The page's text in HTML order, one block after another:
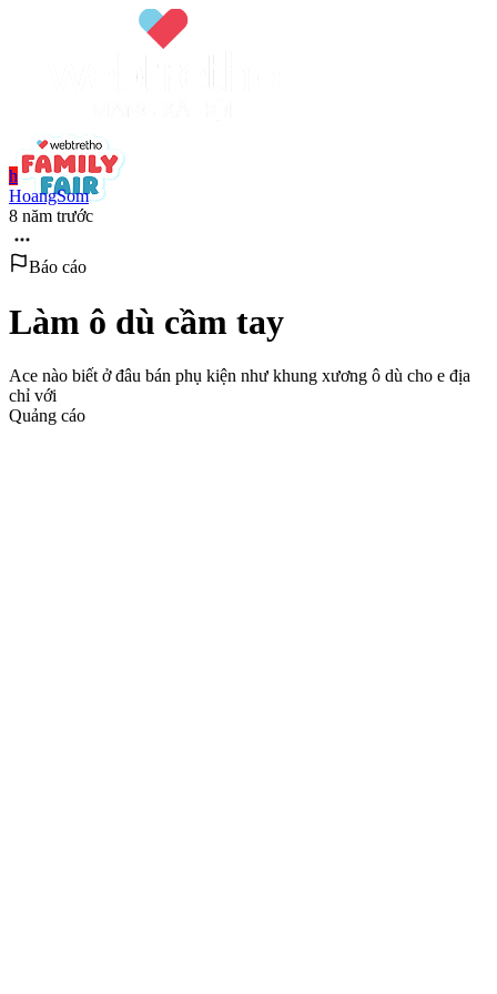
h
HoangSom
8 năm trước
Báo cáo
Làm ô dù cầm tay
Ace nào biết ở đâu bán phụ kiện như khung xương ô dù cho e địa
chỉ với
Quảng cáo